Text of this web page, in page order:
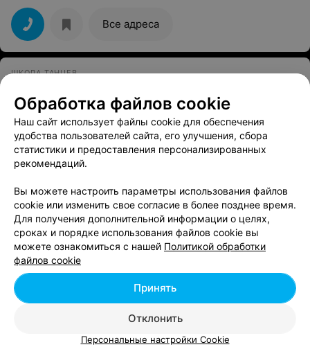
Все адреса
ШКОЛА ТАНЦЕВ
ProDance studio
Минск, ул. Неманская, 7 до 22:00
Вам будет интересно
Школы танцев у метро Кунцевщина
Школы танцев в Малиновке в Минске
Школы танцев у метро Михалово
Обработка файлов cookie
Наш сайт использует файлы cookie для обеспечения
удобства пользователей сайта, его улучшения, сбора
статистики и предоставления персонализированных
рекомендаций.
Вы можете настроить параметры использования файлов
cookie или изменить свое согласие в более позднее время.
Для получения дополнительной информации о целях,
сроках и порядке использования файлов cookie вы
можете ознакомиться с нашей Политикой обработки
файлов cookie
Отклонить
Принять
Персональные настройки Cookie